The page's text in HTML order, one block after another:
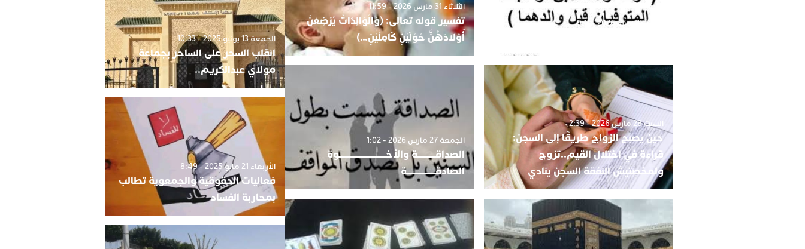
الأحد 28 يونيو 2026 - 9:11
الثلاثاء 31 مارس 2026 - 11:59
تفسير قوله تعالى: (وَالْوَالِدَاتُ يُرْضِعْنَ
أَوْلادَهُنَّ حَوْلَيْنِ كَامِلَيْنِ…)
السبت 28 مارس 2026 - 2:39
حين يصبح الزواج طريقًا إلى السجن:
قراءة في اختلال القيم..تزوج
ولمخصتيش النفقة السجن ينادي
الجمعة 27 مارس 2026 - 1:02
الصداقــــــــــة والأخــــــــــــــــــــــــــوة
الصادقــــــــــــــــة
الجمعة 13 يونيو 2025 - 10:33
انقلب السحر على الساحر بجماعة
مولاي عبدالكريم..
الأربعاء 21 مايو 2025 - 8:49
فعاليات الحقوقية والجمعوية تطالب
بمحاربة الفساد